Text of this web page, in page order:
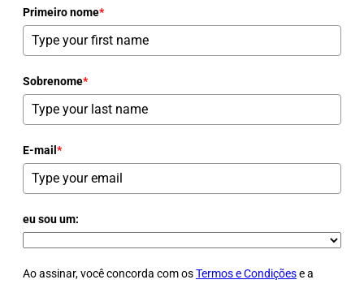
Primeiro nome*
Sobrenome*
E-mail *
eu sou um:
Ao assinar, você concorda com osTermos e Condiçõese a